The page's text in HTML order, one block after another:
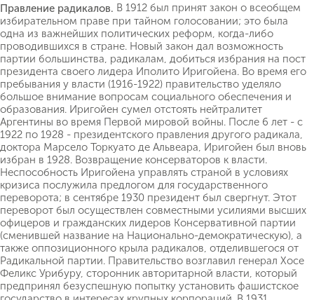
Правление радикалов. В 1912 был принят закон о всеобщем
избирательном праве при тайном голосовании; это была
одна из важнейших политических реформ, когда-либо
проводившихся в стране. Новый закон дал возможность
партии большинства, радикалам, добиться избрания на пост
президента своего лидера Иполито Иригойена. Во время его
пребывания у власти (1916-1922) правительство уделяло
большое внимание вопросам социального обеспечения и
образования. Иригойен сумел отстоять нейтралитет
Аргентины во время Первой мировой войны. После 6 лет - с
1922 по 1928 - президентского правления другого радикала,
доктора Марсело Торкуато де Альвеара, Иригойен был вновь
избран в 1928. Возвращение консерваторов к власти.
Неспособность Иригойена управлять страной в условиях
кризиса послужила предлогом для государственного
переворота; в сентябре 1930 президент был свергнут. Этот
переворот был осуществлен совместными усилиями высших
офицеров и гражданских лидеров Консервативной партии
(сменившей название на Национально-демократическую), а
также оппозиционного крыла радикалов, отделившегося от
Радикальной партии. Правительство возглавил генерал Хосе
Феликс Урибуру, сторонник авторитарной власти, который
предпринял безуспешную попытку установить фашистское